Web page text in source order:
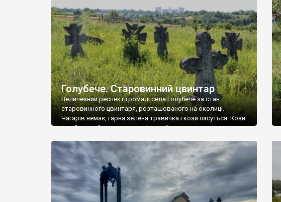
Голубече. Старовинний цвинтар
Величезний респект громаді села Голубече за стан
старовинного цвинтаря, розташованого на околиці.
Чагарів немає, гарна зелена травичка і кози пасуться. Кози
– найкращий регулятор шкідливої, для старих кладовищ,
бруньками, кози ті бруньки обгризають, бо то улюблений
делікатес. На цвинтарі у Голубечому ціла колекція
різноманітних форм хрестів. Село відносно невелике, […]